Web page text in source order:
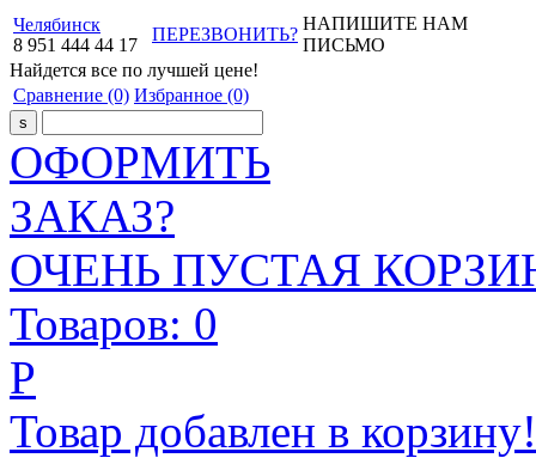
Челябинск
8 951 444 44 17
ПЕРЕЗВОНИТЬ?
НАПИШИТЕ НАМ
ПИСЬМО
Найдется все по лучшей цене!
Сравнение (0) Избранное (0)
ОФОРМИТЬ
ЗАКАЗ?
ОЧЕНЬ ПУСТАЯ
Товаров: 0
Р
Товар добавлен в корзину!